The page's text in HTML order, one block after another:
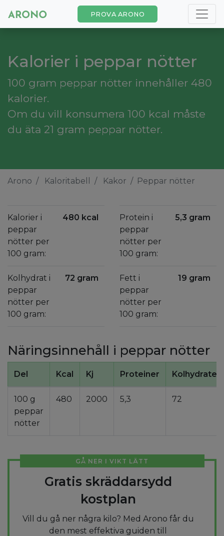
PROVA ARONO
Kalorier i peppar nötter
100 gram peppar nötter innehåller 480
kalorier.
Om du vill konsumera 100 kcal måste
du äta 21 gram peppar nötter.
Arono Kaloritabell Kakor Peppar nötter
Kalorier i
peppar
nötter per
100 gram:
480 kcal
Kolhydrat i
peppar
nötter per
100 gram:
72 gram
Protein i
peppar
nötter per
100 gram:
5,3 gram
Fett i
peppar
nötter per
100 gram:
19 gram
Näringsinnehåll i peppar nötter
Del Kcal Kj Proteiner Kolhydrater
100 g
peppar
nötter
480 2000 5,3 72
GÅ NER I VIKT LÄTT
Gratis skräddarsydd
kostplan
Vill du gå ner några kilo? Med Arono får du
den mest effektiva guiden till